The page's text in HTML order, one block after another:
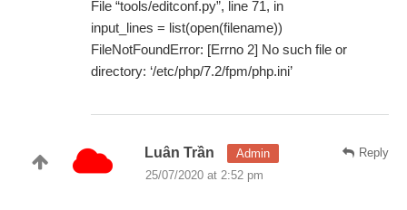
File “tools/editconf.py”, line 71, in
input_lines = list(open(filename))
FileNotFoundError: [Errno 2] No such file or
directory: ‘/etc/php/7.2/fpm/php.ini’
Reply
Luân Trần
Admin
25/07/2020 at 2:52 pm